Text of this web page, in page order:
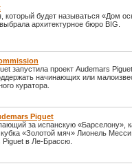
который будет называться «Дом
архитектурное бюро BIG.
запустила проект Audemars
начинающих или
куратора.
Piguet
за испанскую «Барселону»,
«Золотой мяч» Лионель
в Ле-Брассю.